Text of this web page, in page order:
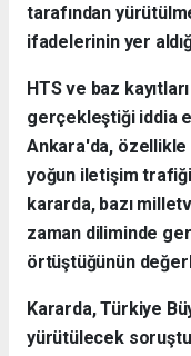
tarafından
ifadelerinin yer
HTS ve baz
gerçekleştiği iddia
Ankara'da,
yoğun iletişim
kararda, bazı
zaman diliminde
örtüştüğünün
Kararda, Türkiye
yürütülecek